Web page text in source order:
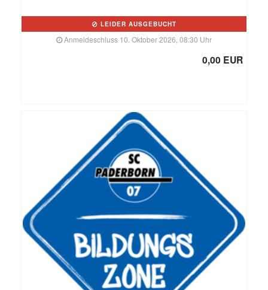
LEIDER AUSGEBUCHT
Anmeldeschluss 10. Oktober 2026, 08:30 Uhr
0,00 EUR